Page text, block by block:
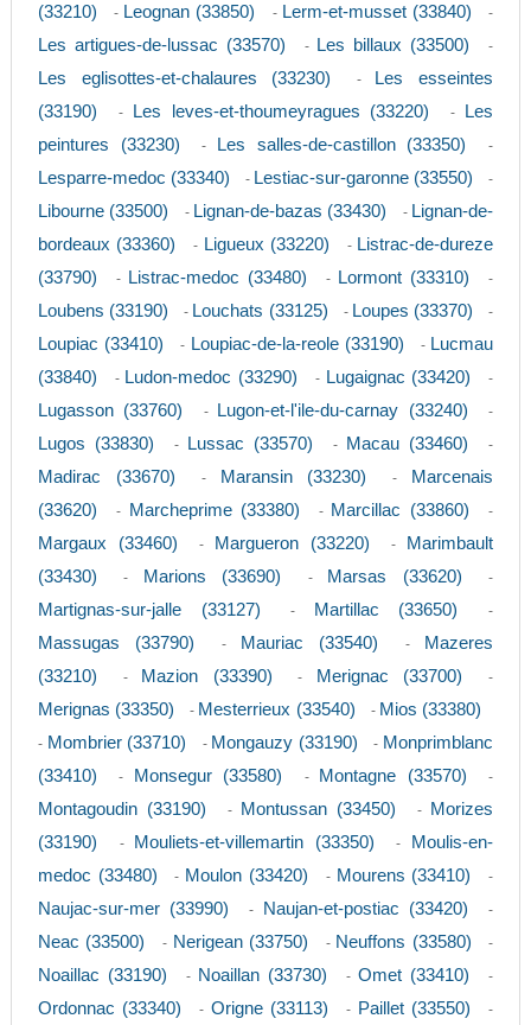
(33210)
- Leognan (33850) - Lerm-et-musset (33840) -
Les artigues-de-lussac (33570) - Les billaux (33500) -
Les eglisottes-et-chalaures (33230) -
Les esseintes
(33190)
- Les leves-et-thoumeyragues (33220) -
Les
peintures (33230)
- Les salles-de-castillon (33350) -
Lesparre-medoc (33340) - Lestiac-sur-garonne (33550) -
Libourne (33500) - Lignan-de-bazas (33430) - Lignan-de-
bordeaux (33360)
- Ligueux (33220) - Listrac-de-dureze
(33790)
- Listrac-medoc (33480) - Lormont (33310) -
Loubens (33190) - Louchats (33125) - Loupes (33370) -
Loupiac (33410) - Loupiac-de-la-reole (33190) - Lucmau
(33840)
- Ludon-medoc (33290) - Lugaignac (33420) -
Lugasson (33760) - Lugon-et-l'ile-du-carnay (33240) -
Lugos (33830) - Lussac (33570) - Macau (33460) -
Madirac (33670) - Maransin (33230) -
Marcenais
(33620)
- Marcheprime (33380) - Marcillac (33860) -
Margaux (33460) - Margueron (33220) -
Marimbault
(33430)
- Marions (33690) - Marsas (33620) -
Martignas-sur-jalle (33127) - Martillac (33650) -
Massugas (33790) - Mauriac (33540) -
Mazeres
(33210)
- Mazion (33390) - Merignac (33700) -
Merignas (33350) - Mesterrieux (33540) - Mios (33380)
- Mombrier (33710) - Mongauzy (33190) - Monprimblanc
(33410)
- Monsegur (33580) - Montagne (33570) -
Montagoudin (33190) - Montussan (33450) -
Morizes
(33190)
- Mouliets-et-villemartin (33350) -
Moulis-en-
medoc (33480)
- Moulon (33420) - Mourens (33410) -
Naujac-sur-mer (33990) - Naujan-et-postiac (33420) -
Neac (33500) - Nerigean (33750) - Neuffons (33580) -
Noaillac (33190) - Noaillan (33730) -Omet (33410) -
Ordonnac (33340) - Origne (33113) - Paillet (33550) -